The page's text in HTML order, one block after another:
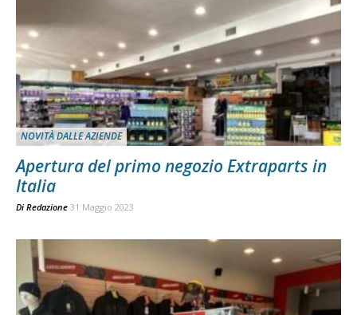
NOVITÀ DALLE AZIENDE
Apertura del primo negozio Extraparts in
Italia
Di Redazione 31 Maggio 2023